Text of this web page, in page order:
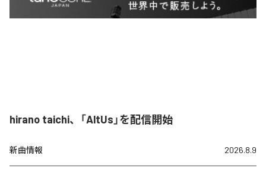
hirano taichi、「AltUs」を配信開始
新曲情報 2026.8.9